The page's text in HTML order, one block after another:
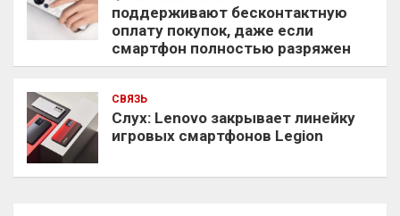
поддерживают бесконтактную
оплату покупок, даже если
смартфон полностью разряжен
СВЯЗЬ
Слух: Lenovo закрывает линейку
игровых смартфонов Legion